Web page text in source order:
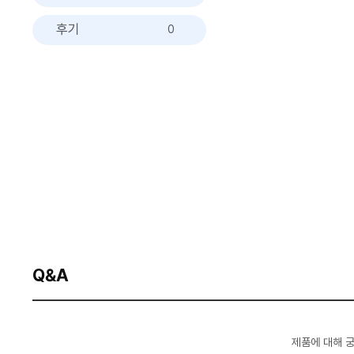
후기 0
Q&A
제품에 대해